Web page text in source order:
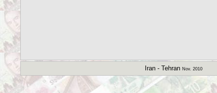
Iran - Tehran Nov. 2010